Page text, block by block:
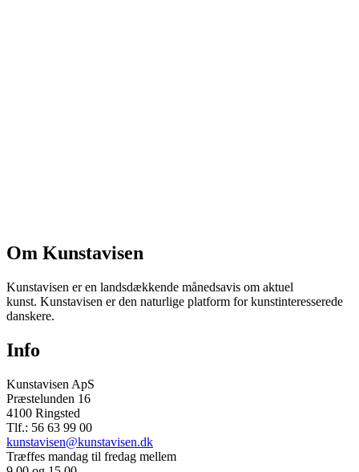
Om Kunstavisen
Kunstavisen er en landsdækkende månedsavis om aktuel
kunst. Kunstavisen er den naturlige platform for kunstinteresserede
danskere.
Info
Kunstavisen ApS
Præstelunden 16
4100 Ringsted
Tlf.: 56 63 99 00
kunstavisen@kunstavisen.dk
Træffes mandag til fredag mellem